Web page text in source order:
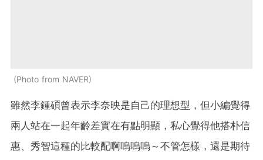
Photo from NAVER
雖然李鍾碩曾表示李奈映是自己的理想型，但小編覺得
兩人站在一起年齡差實在有點明顯，私心覺得他搭朴信
惠、秀智這種的比較配啊嗚嗚嗚～不管怎樣，還是期待